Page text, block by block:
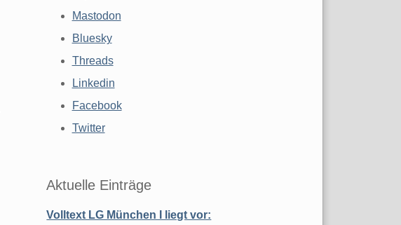
Mastodon
Bluesky
Threads
Linkedin
Facebook
Twitter
Aktuelle Einträge
Volltext LG München I liegt vor: